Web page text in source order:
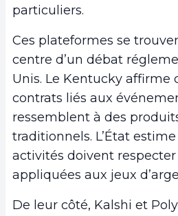
particuliers.
Ces plateformes se
centre d’un débat
Unis. Le Kentucky affirme
contrats liés aux
ressemblent à des
traditionnels. L’État
activités doivent respecter
appliquées aux jeux
De leur côté, Kalshi et